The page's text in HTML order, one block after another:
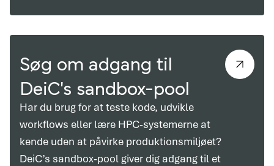
Søg om adgang til
DeiC's sandbox-pool
Har du brug for at teste kode, udvikle
workflows eller lære HPC-systemerne at
kende uden at påvirke produktionsmiljøet?
DeiC’s sandbox-pool giver dig adgang til et